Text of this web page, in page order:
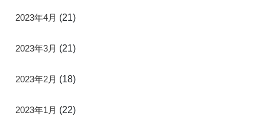
2023年4月 (21)
2023年3月 (21)
2023年2月 (18)
2023年1月 (22)